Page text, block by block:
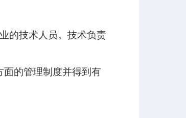
的技术人员。技术负责
的管理制度并得到有